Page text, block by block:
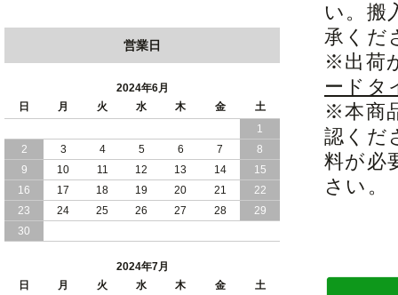
い。搬
承くだ
※出荷
ードタ
※本商
認くだ
料が必
さい。
ド 組立設置 付き
日本製 収納 跳ね上げ式 リフトアップ
ベッド 縦開き ヘッドボード 組立設置サ
ービス付き
2024/04/23
すのこ の 床板 簡単 軽い コンパクトな
大容量 収納 跳ね上げ式 ベッド
2024/03/28
おすすめ クイーン キング ワイドキング
サイズ で 通気性ある すのこ仕様 大容
畳 仕様 で 敷き布団 が使える 引き出し
収納 付き 大容量 チェスト ベッド 日本
営業日
2024年6月
日
月 火 水 木 金
土
1
2
3 4 5 6 7
8
9
10 11 12 13 14
15
16
17 18 19 20 21
22
23
24 25 26 27 28
29
30
2024年7月
日
月 火 水 木 金
土